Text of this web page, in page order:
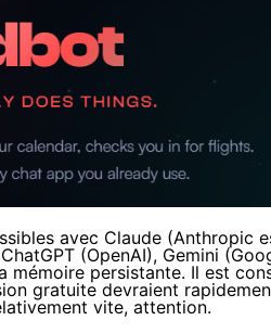
avec Claude (Anthropic
(OpenAI), Gemini
persistante. Il est
gratuite devraient
vite, attention.